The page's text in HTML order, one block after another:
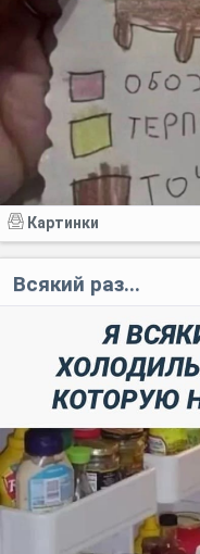
Картинки
Всякий раз...